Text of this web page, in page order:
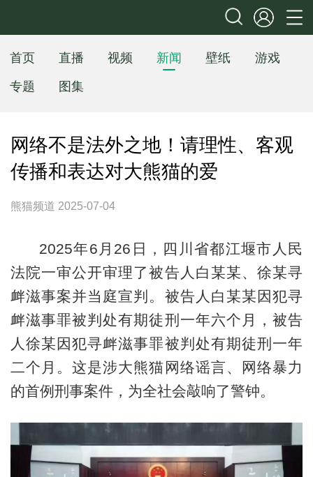
首页 直播 视频 新闻 壁纸
游戏
专题
图集
网络不是法外之地！请理性、客观
传播和表达对大熊猫的爱
熊猫频道 2025-07-04
2025年6月26日，四川省都江堰市人民
法院一审公开审理了被告人白某某、徐某寻
衅滋事案并当庭宣判。被告人白某某因犯寻
衅滋事罪被判处有期徒刑一年六个月，被告
人徐某因犯寻衅滋事罪被判处有期徒刑一年
二个月。这是涉大熊猫网络谣言、网络暴力
的首例刑事案件，为全社会敲响了警钟。